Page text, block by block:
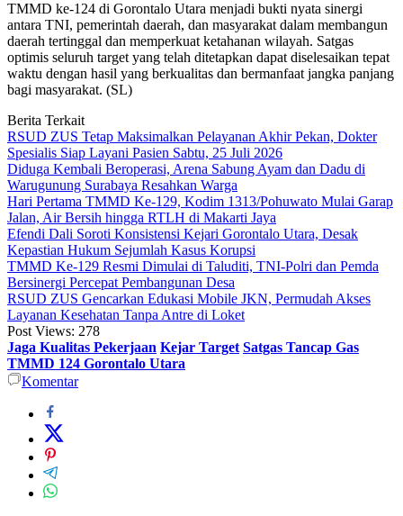
TMMD ke-124 di Gorontalo Utara menjadi bukti nyata sinergi
antara TNI, pemerintah daerah, dan masyarakat dalam membangun
daerah tertinggal dan memperkuat ketahanan wilayah. Satgas
optimis seluruh target yang telah ditetapkan dapat diselesaikan tepat
waktu dengan hasil yang berkualitas dan bermanfaat jangka panjang
bagi masyarakat. (SL)
Berita Terkait
RSUD ZUS Tetap Maksimalkan Pelayanan Akhir Pekan, Dokter
Spesialis Siap Layani Pasien Sabtu, 25 Juli 2026
Diduga Kembali Beroperasi, Arena Sabung Ayam dan Dadu di
Warugunung Surabaya Resahkan Warga
Hari Pertama TMMD Ke-129, Kodim 1313/Pohuwato Mulai Garap
Jalan, Air Bersih hingga RTLH di Makarti Jaya
Efendi Dali Soroti Konsistensi Kejari Gorontalo Utara, Desak
Kepastian Hukum Sejumlah Kasus Korupsi
TMMD Ke-129 Resmi Dimulai di Taluditi, TNI-Polri dan Pemda
Bersinergi Percepat Pembangunan Desa
RSUD ZUS Gencarkan Edukasi Mobile JKN, Permudah Akses
Layanan Kesehatan Tanpa Antre di Loket
Post Views: 278
Jaga Kualitas Pekerjaan Kejar Target Satgas Tancap Gas
TMMD 124 Gorontalo Utara
Komentar